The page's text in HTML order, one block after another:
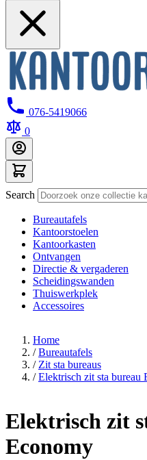
076-5419066
0
Search
Bureautafels
Kantoorstoelen
Kantoorkasten
Ontvangen
Directie & vergaderen
Scheidingswanden
Thuiswerkplek
Accessoires
Home
/ Bureautafels
/ Zit sta bureaus
/ Elektrisch zit sta bureau
Elektrisch zit
Economy